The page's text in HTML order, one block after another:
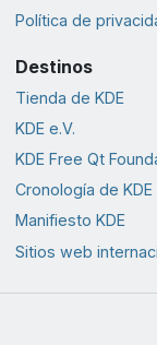
Política de
Destinos
Tienda de KDE
KDE e.V.
KDE Free Qt
Cronología de KDE
Manifiesto KDE
Sitios web